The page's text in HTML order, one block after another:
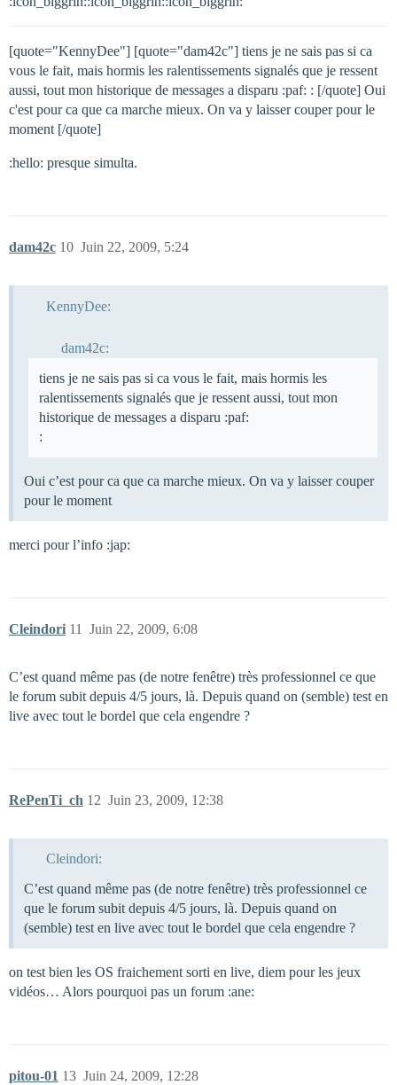
[quote="KennyDee"] [quote="dam42c"] tiens je ne sais pas si ca
vous le fait, mais hormis les ralentissements signalés que je ressent
aussi, tout mon historique de messages a disparu :paf: : [/quote] Oui
c'est pour ca que ca marche mieux. On va y laisser couper pour le
moment [/quote]
:hello: presque simulta.
dam42c Juin 22, 2009, 5:24
10
KennyDee:
dam42c:
tiens je ne sais pas si ca vous le fait, mais hormis les
ralentissements signalés que je ressent aussi, tout mon
historique de messages a disparu :paf:
:
Oui c’est pour ca que ca marche mieux. On va y laisser couper
pour le moment
merci pour l’info :jap:
Cleindori Juin 22, 2009, 6:08
11
C’est quand même pas (de notre fenêtre) très professionnel ce que
le forum subit depuis 4/5 jours, là. Depuis quand on (semble) test en
live avec tout le bordel que cela engendre ?
RePenTi_ch Juin 23, 2009, 12:38
12
Cleindori:
C’est quand même pas (de notre fenêtre) très professionnel ce
que le forum subit depuis 4/5 jours, là. Depuis quand on
(semble) test en live avec tout le bordel que cela engendre ?
on test bien les OS fraichement sorti en live, diem pour les jeux
vidéos… Alors pourquoi pas un forum :ane:
pitou-01 Juin 24, 2009, 12:28
13